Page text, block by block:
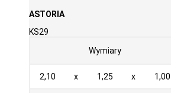
ASTORIA
KS29
Wymiary
2,10 x 1,25 x 1,00